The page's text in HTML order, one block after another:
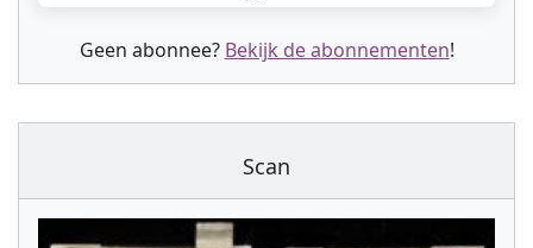
Geen abonnee? Bekijk de abonnementen!
Scan